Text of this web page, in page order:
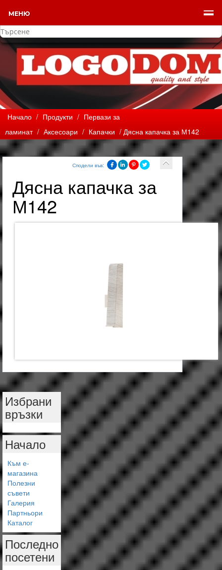
МЕНЮ
Начало / Продукти / Первази за
ламинат / Аксесоари / Капачки / Дясна капачка за М142
Сподели във:
Дясна капачка за
М142
Избрани
връзки
Начало
Към е-
магазина
Полезни
съвети
Галерия
Партньори
Каталог
Последно
посетени